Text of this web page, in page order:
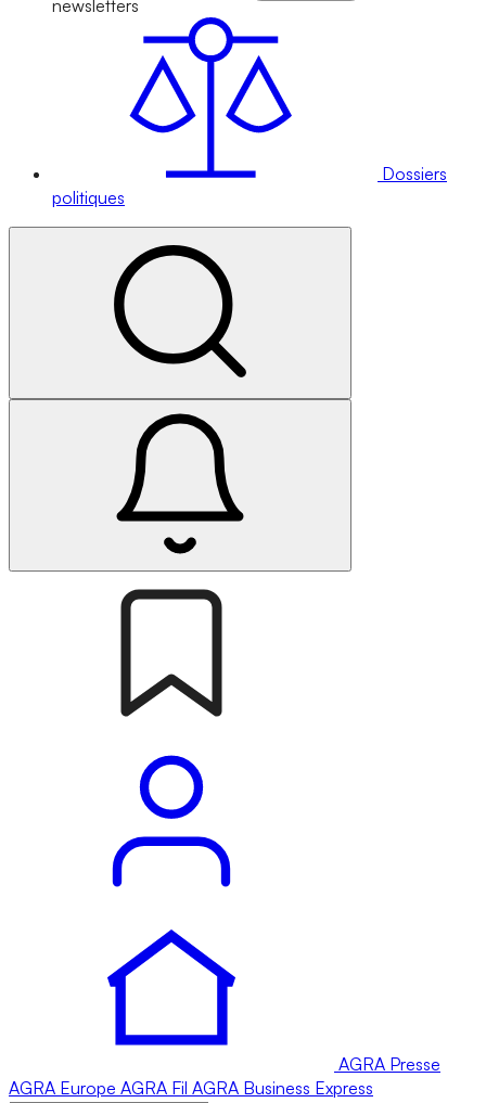
newsletters
Dossiers
politiques
AGRA Presse
AGRA Europe AGRA Fil AGRA Business Express